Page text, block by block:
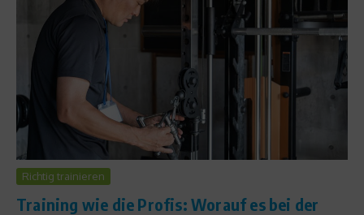
Richtig trainieren
Training wie die Profis: Worauf es bei der